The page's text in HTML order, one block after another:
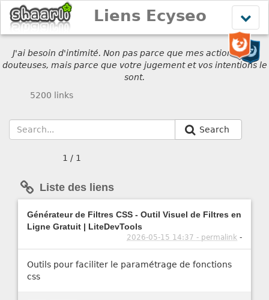
le
menu
Liens Ecyseo
J'ai besoin d'intimité. Non pas parce que mes actions sont
douteuses, mais parce que votre jugement et vos intentions le
sont.
5200 links
Search
1 / 1
Liste des liens
Générateur de Filtres CSS - Outil Visuel de Filtres en
Ligne Gratuit | LiteDevTools
2026-05-15 14:37 - permalink -
Outils pour faciliter le paramétrage de fonctions
css